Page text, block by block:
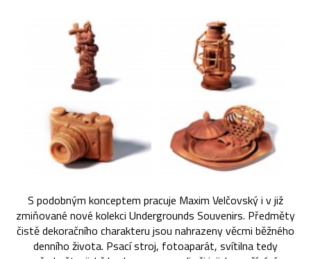
S podobným konceptem pracuje Maxim Velčovský i v již
zmiňované nové kolekci Undergrounds Souvenirs. Předměty
čistě dekoračního charakteru jsou nahrazeny věcmi běžného
denního života. Psací stroj, fotoaparát, svítilna tedy